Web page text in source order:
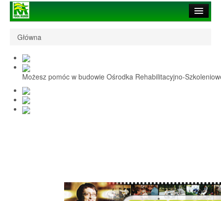
1,5% i darowizny
Nasi Beneficjenci
Ośrodek Reh-Szkol
Sprawozdania
Główna
Możesz pomóc w budowie Ośrodka Rehabilitacyjno-